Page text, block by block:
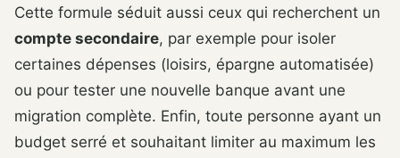
Cette formule séduit aussi ceux qui recherchent un
compte secondaire, par exemple pour isoler
certaines dépenses (loisirs, épargne automatisée)
ou pour tester une nouvelle banque avant une
migration complète. Enfin, toute personne ayant un
budget serré et souhaitant limiter au maximum les